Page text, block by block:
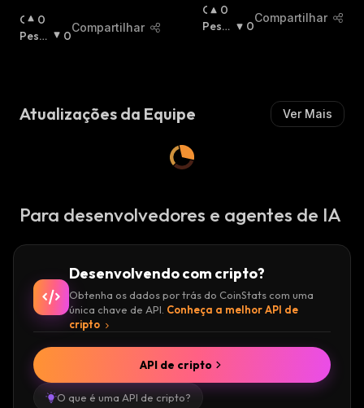
O
T
T
0
Pessi
0
Compartilhar
O
T
0
Pessi
0
Compartilhar
Atualizações da Equipe Ver Mais
Para desenvolvedores e agentes de IA
Desenvolvendo com cripto?
Obtenha os dados por trás do CoinStats com uma
única chave de API. Conheça a melhor API de
cripto
O que é uma API de cripto?
API de cripto